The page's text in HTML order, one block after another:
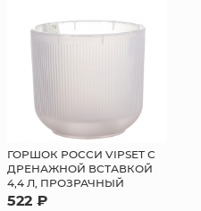
ГОРШОК РОССИ VIPSET С
ДРЕНАЖНОЙ ВСТАВКОЙ
4,4 Л, ПРОЗРАЧНЫЙ
522 ₽